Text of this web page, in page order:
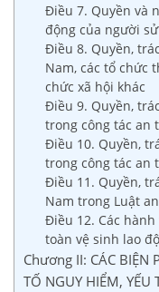
Điều 7. Quyền và
động của người
Điều 8. Quyền,
Nam, các tổ chức
chức xã hội khác
Điều 9. Quyền,
trong công tác an
Điều 10. Quyền,
trong công tác an
Điều 11. Quyền,
Nam trong Luật
Điều 12. Các
toàn vệ sinh lao
Chương II: CÁC BIỆN
TỐ NGUY HIỂM,